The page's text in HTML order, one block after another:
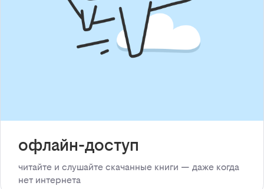
офлайн-доступ
читайте и слушайте скачанные книги — даже когда
нет интернета